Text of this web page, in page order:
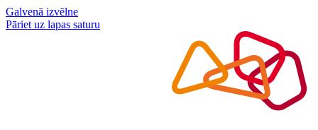
Galvenā izvēlne
Pāriet uz lapas saturu